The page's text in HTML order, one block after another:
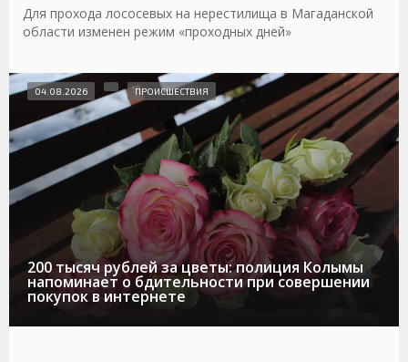
Для прохода лососевых на нерестилища в Магаданской
области изменен режим «проходных дней»
200 тысяч рублей за цветы: полиция Колымы
напоминает о бдительности при совершении
покупок в интернете
04.08.2026 ПРОИСШЕСТВИЯ